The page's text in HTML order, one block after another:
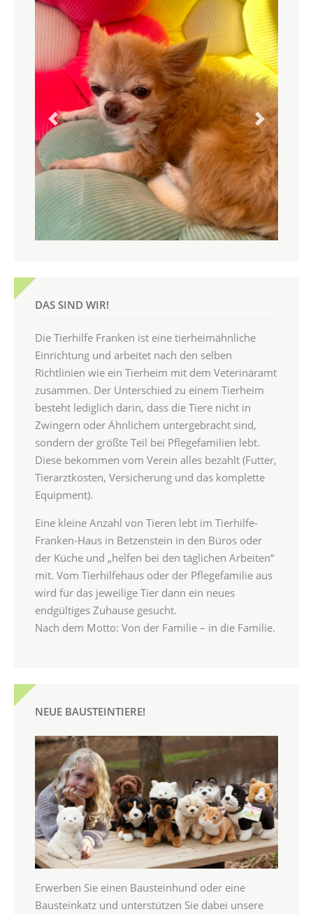
Previous Next
DAS SIND WIR!
Die Tierhilfe Franken ist eine tierheimähnliche
Einrichtung und arbeitet nach den selben
Richtlinien wie ein Tierheim mit dem Veterinäramt
zusammen. Der Unterschied zu einem Tierheim
besteht lediglich darin, dass die Tiere nicht in
Zwingern oder Ähnlichem untergebracht sind,
sondern der größte Teil bei Pflegefamilien lebt.
Diese bekommen vom Verein alles bezahlt (Futter,
Tierarztkosten, Versicherung und das komplette
Equipment).
Eine kleine Anzahl von Tieren lebt im Tierhilfe-
Franken-Haus in Betzenstein in den Büros oder
der Küche und „helfen bei den täglichen Arbeiten“
mit. Vom Tierhilfehaus oder der Pflegefamilie aus
wird für das jeweilige Tier dann ein neues
endgültiges Zuhause gesucht.
Nach dem Motto: Von der Familie – in die Familie.
NEUE BAUSTEINTIERE!
Erwerben Sie einen Bausteinhund oder eine
Bausteinkatz und unterstützen Sie dabei unsere